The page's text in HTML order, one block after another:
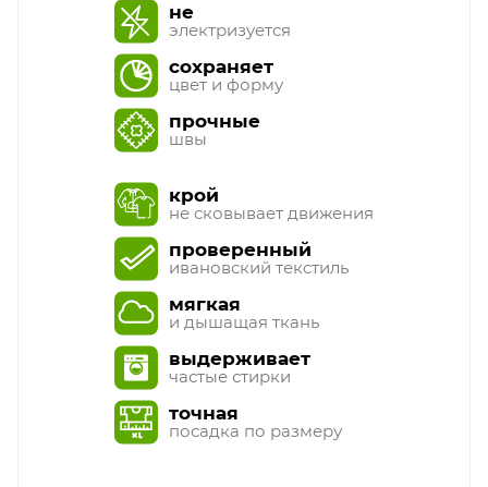
не
электризуется
сохраняет
цвет и форму
прочные
швы
крой
не сковывает движения
проверенный
ивановский текстиль
мягкая
и дышащая ткань
выдерживает
частые стирки
точная
посадка по размеру